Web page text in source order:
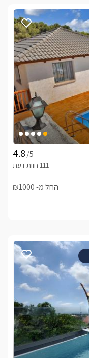
/5
החל מ- ₪1000